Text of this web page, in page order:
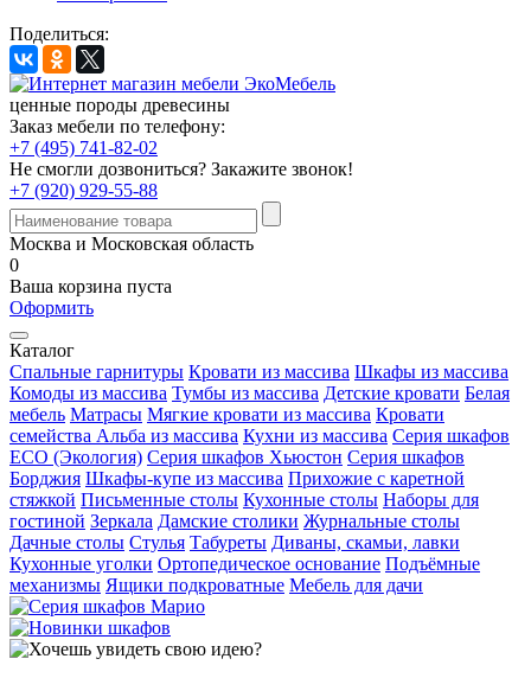
Поделиться:
ценные породы древесины
Заказ мебели по телефону:
+7 (495) 741-82-02
Не смогли дозвониться? Закажите звонок!
+7 (920) 929-55-88
Москва и Московская область
0
Ваша корзина пуста
Оформить
Каталог
Спальные гарнитуры Кровати из массива Шкафы из массива
Комоды из массива Тумбы из массива Детские кровати Белая
мебель Матрасы Мягкие кровати из массива Кровати
семейства Альба из массива Кухни из массива Серия шкафов
ECO (Экология) Серия шкафов Хьюстон Серия шкафов
Борджия Шкафы-купе из массива Прихожие с каретной
стяжкой Письменные столы Кухонные столы Наборы для
гостиной Зеркала Дамские столики Журнальные столы
Дачные столы Стулья Табуреты Диваны, скамьи, лавки
Кухонные уголки Ортопедическое основание Подъёмные
механизмы Ящики подкроватные Мебель для дачи